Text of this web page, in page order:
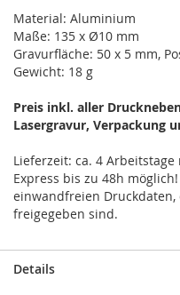
Material: Aluminium
Maße: 135 x Ø10 mm
Gravurfläche: 50 x 5 mm,
Gewicht: 18 g
Preis inkl. aller
Lasergravur, Verpackung
Lieferzeit: ca. 4
Express bis zu 48h
einwandfreien
freigegeben sind.
Details